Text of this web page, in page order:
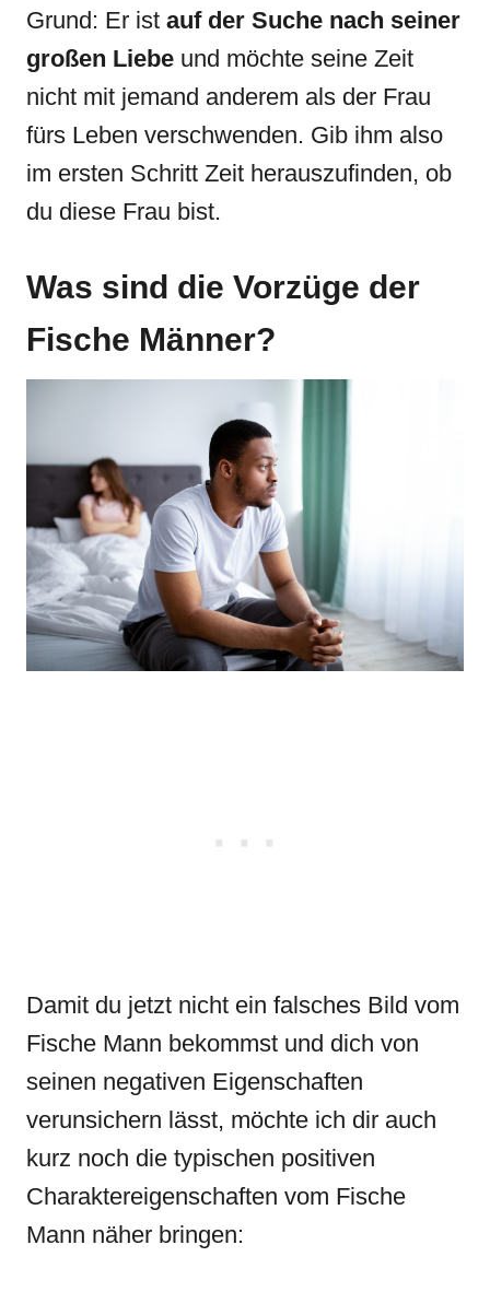
Grund: Er ist auf der Suche nach seiner
großen Liebe und möchte seine Zeit
nicht mit jemand anderem als der Frau
fürs Leben verschwenden. Gib ihm also
im ersten Schritt Zeit herauszufinden, ob
du diese Frau bist.
Was sind die Vorzüge der
Fische Männer?
Damit du jetzt nicht ein falsches Bild vom
Fische Mann bekommst und dich von
seinen negativen Eigenschaften
verunsichern lässt, möchte ich dir auch
kurz noch die typischen positiven
Charaktereigenschaften vom Fische
Mann näher bringen: